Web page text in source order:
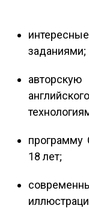
заданиями;
программу
18 лет;